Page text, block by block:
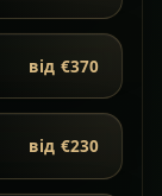
від €370
від €230